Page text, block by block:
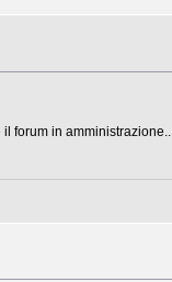
forum in amministrazione..